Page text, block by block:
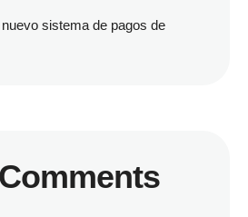
sistema de pagos de